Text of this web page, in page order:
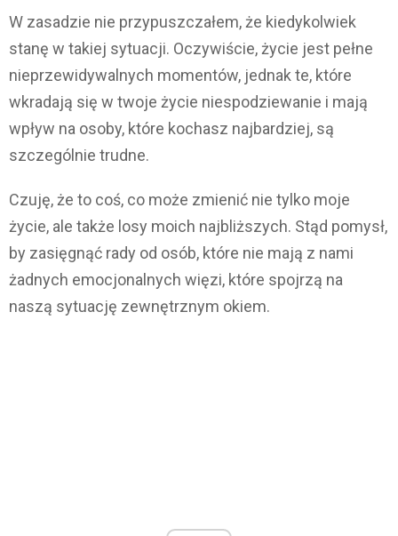
W zasadzie nie przypuszczałem, że kiedykolwiek
stanę w takiej sytuacji. Oczywiście, życie jest pełne
nieprzewidywalnych momentów, jednak te, które
wkradają się w twoje życie niespodziewanie i mają
wpływ na osoby, które kochasz najbardziej, są
szczególnie trudne.
Czuję, że to coś, co może zmienić nie tylko moje
życie, ale także losy moich najbliższych. Stąd pomysł,
by zasięgnąć rady od osób, które nie mają z nami
żadnych emocjonalnych więzi, które spojrzą na
naszą sytuację zewnętrznym okiem.